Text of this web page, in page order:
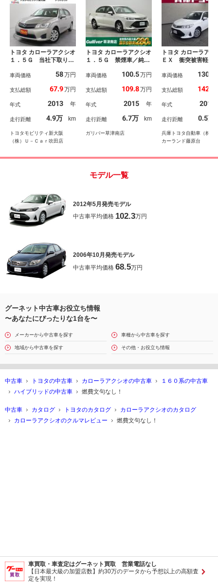
トヨタ カローラアクシオ
１．５Ｇ 当社下取りワ
メモリーナビ ミュージ
バックカメラ ＥＴＣ
車両価格 58万円
支払総額 67.9万円
年式 2013 年
走行距離 4.9万 km
トヨタモビリティ新大阪
（株）Ｕ－Ｃａｒ吹田店
トヨタ カローラアクシオ
１．５Ｇ 禁煙車／純正
ステアリング／セーフテ
告知機能／アイドリング
ングリモコン／ナノイー
／オートエアコン／純正
フロアマット／純正バイ
ザー
車両価格 100.5万円
支払総額 109.8万円
年式 2015 年
走行距離 6.7万 km
ガリバー草津南店
トヨタ カローラアク
ＥＸ 衝突被害軽減
難防止システム メ
トキー エアバッ
パワーウィンドウ
ヤレスキー ワンセ
Ｖ
車両価格 130.9
支払総額 142.8
年式 2019
走行距離 0.5万
兵庫トヨタ自動車（株）
カーランド藤原台
モデル一覧
2012年5月発売モデル
中古車平均価格 102.3万円
2006年10月発売モデル
中古車平均価格 68.5万円
グーネット中古車お役立ち情報
〜あなたにぴったりな1台を〜
メーカーから中古車を探す 車種から中古車を探す
地域から中古車を探す その他・お役立ち情報
中古車 トヨタの中古車 カローラアクシオの中古車
１６０系の中古車
ハイブリッドの中古車
燃費文句なし！
中古車 カタログ トヨタのカタログ
カローラアクシオのカタログ
カローラアクシオのクルマレビュー
燃費文句なし！
車買取・車査定はグーネット買取 営業電話なし
【日本最大級の加盟店数】約30万のデータから予想以上の高額査
定を実現！